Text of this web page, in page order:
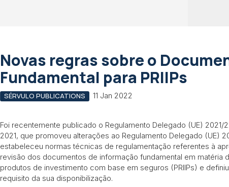
Novas regras sobre o
Fundamental para PRIIPs
SÉRVULO PUBLICATIONS 11 Jan 2022
Foi recentemente publicado o Regulamento Delegado (UE)
2021, que promoveu alterações ao Regulamento Delegado (UE)
estabeleceu normas técnicas de regulamentação referentes à
revisão dos documentos de informação fundamental em matéria
produtos de investimento com base em seguros (PRIIPs) e
requisito da sua disponibilização.